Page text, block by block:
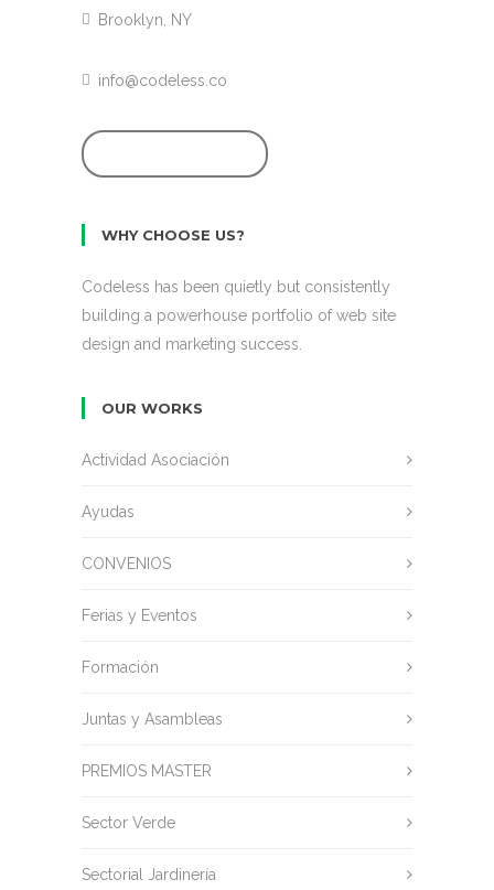
Brooklyn, NY
info@codeless.co
WHY CHOOSE US?
Codeless has been quietly but consistently
building a powerhouse portfolio of web site
design and marketing success.
OUR WORKS
Actividad Asociación
Ayudas
CONVENIOS
Ferias y Eventos
Formación
Juntas y Asambleas
PREMIOS MASTER
Sector Verde
Sectorial Jardinería